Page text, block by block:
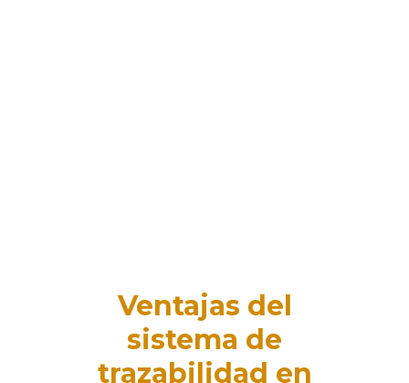
Ventajas del
sistema de
trazabilidad en